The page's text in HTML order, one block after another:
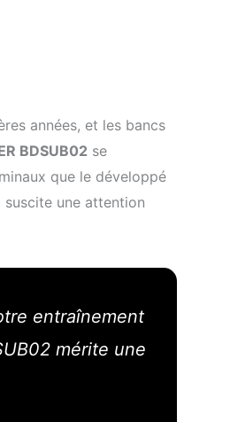
années, et les bancs
BDSUB02 se
que le développé
suscite une attention
entraînement
mérite une